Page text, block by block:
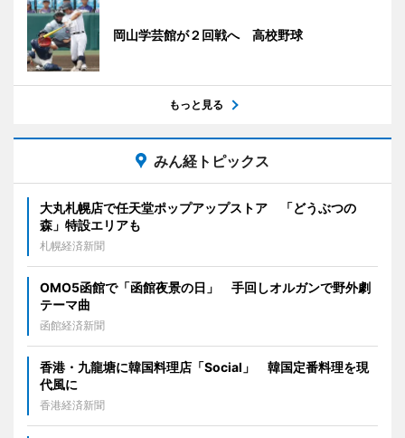
岡山学芸館が２回戦へ 高校野球
もっと見る
みん経トピックス
大丸札幌店で任天堂ポップアップストア 「どうぶつの
森」特設エリアも
札幌経済新聞
OMO5函館で「函館夜景の日」 手回しオルガンで野外劇
テーマ曲
函館経済新聞
香港・九龍塘に韓国料理店「Social」 韓国定番料理を現
代風に
香港経済新聞